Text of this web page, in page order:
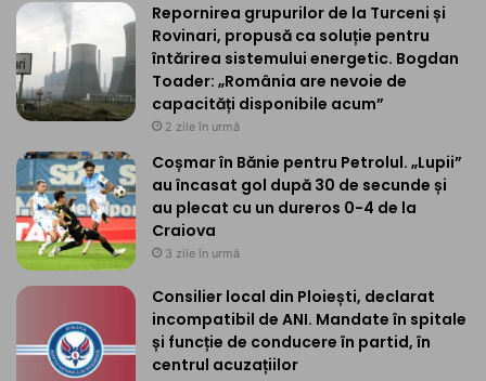
Repornirea grupurilor de la Turceni și
Rovinari, propusă ca soluție pentru
întărirea sistemului energetic. Bogdan
Toader: „România are nevoie de
capacități disponibile acum”
2 zile în urmă
Coșmar în Bănie pentru Petrolul. „Lupii”
au încasat gol după 30 de secunde și
au plecat cu un dureros 0-4 de la
Craiova
3 zile în urmă
Consilier local din Ploiești, declarat
incompatibil de ANI. Mandate în spitale
și funcție de conducere în partid, în
centrul acuzațiilor